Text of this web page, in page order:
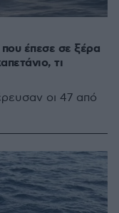
έπεσε σε ξέρα
τι
οι 47 από